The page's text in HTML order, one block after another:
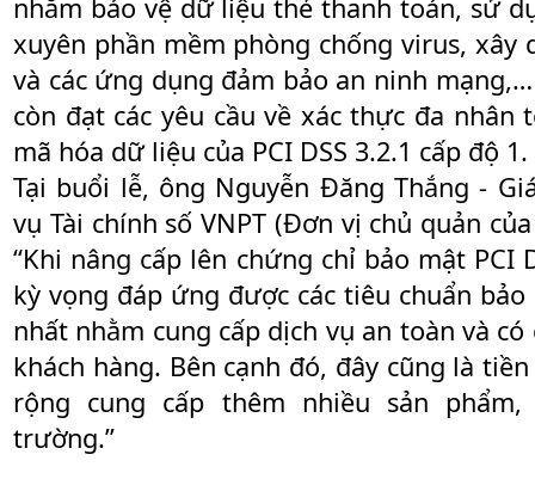
nhằm bảo vệ dữ liệu thẻ thanh toán, sử
xuyên phần mềm phòng chống virus,
và các ứng dụng đảm bảo an ninh
còn đạt các yêu cầu về xác thực đa nhân
mã hóa dữ liệu của PCI DSS 3.2.1 cấp độ 1.
Tại buổi lễ, ông Nguyễn Đăng Thắng -
vụ Tài chính số VNPT (Đơn vị chủ quản
“Khi nâng cấp lên chứng chỉ bảo mật PCI
kỳ vọng đáp ứng được các tiêu chuẩn
nhất nhằm cung cấp dịch vụ an toàn và
khách hàng. Bên cạnh đó, đây cũng là
rộng cung cấp thêm nhiều sản
trường.”